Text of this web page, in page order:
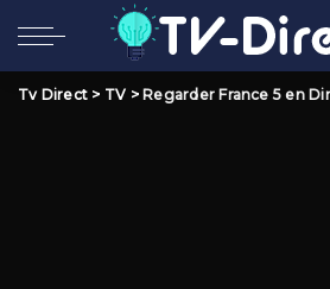
Tv Direct > TV > Regarder France 5 en